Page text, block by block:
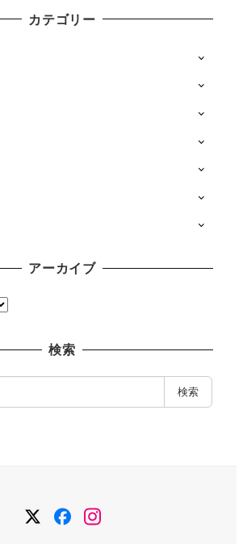
カテゴリー
アーカイブ
検索
検索
Twitter
Facebook
Instagram